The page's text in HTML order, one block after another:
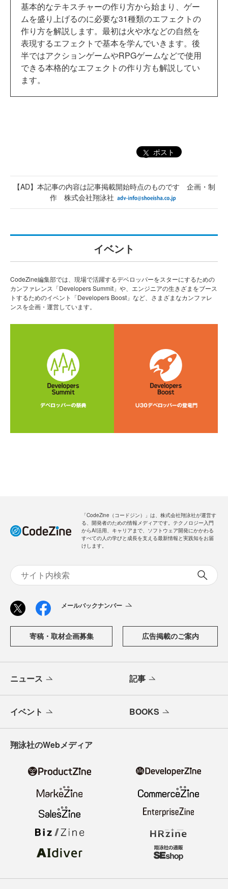
基本的なテキスチャーの作り方から始まり、ゲー
ムを盛り上げるのに必要な31種類のエフェクトの
作り方を解説します。最初は火や水などの自然を
表現するエフェクトで基本を学んでいきます。後
半ではアクションゲームやRPGゲームなどで使用
できる本格的なエフェクトの作り方も解説してい
ます。
ポスト
【AD】本記事の内容は記事掲載開始時点のものです 企画・制
作 株式会社翔泳社
イベント
CodeZine編集部では、現場で活躍するデベロッパーをスターにするための
カンファレンス「Developers Summit」や、エンジニアの生きざまをブース
トするためのイベント「Developers Boost」など、さまざまなカンファレ
ンスを企画・運営しています。
「CodeZine（コードジン）」は、株式会社翔泳社が運営す
る、開発者のための情報メディアです。テクノロジー入門
からAI活用、キャリアまで、ソフトウェア開発にかかわる
すべての人の学びと成長を支える最新情報と実践知をお届
けします。
メールバックナンバー
寄稿・取材企画募集 広告掲載のご案内
ニュース 記事
イベント BOOKS
翔泳社のWebメディア